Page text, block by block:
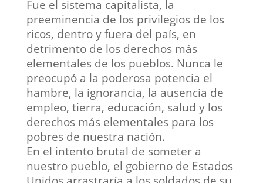
Fue el sistema capitalista, la
preeminencia de los privilegios de los
ricos, dentro y fuera del país, en
detrimento de los derechos más
elementales de los pueblos. Nunca le
preocupó a la poderosa potencia el
hambre, la ignorancia, la ausencia de
empleo, tierra, educación, salud y los
derechos más elementales para los
pobres de nuestra nación.
En el intento brutal de someter a
nuestro pueblo, el gobierno de Estados